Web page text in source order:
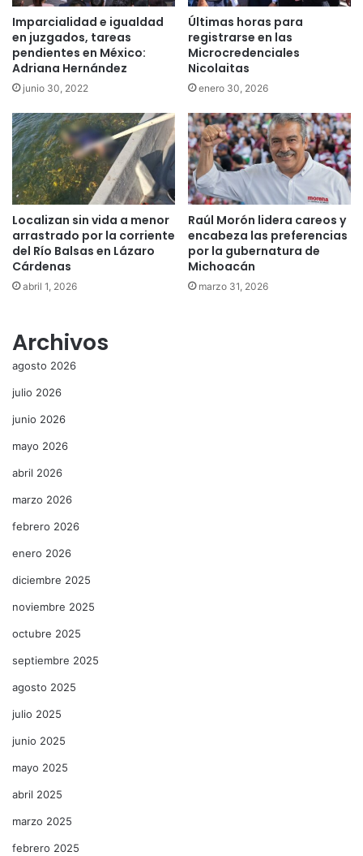
Imparcialidad e igualdad
en juzgados, tareas
pendientes en México:
Adriana Hernández
junio 30, 2022
Últimas horas para
registrarse en las
Microcredenciales
Nicolaitas
enero 30, 2026
Localizan sin vida a menor
arrastrado por la corriente
del Río Balsas en Lázaro
Cárdenas
abril 1, 2026
Raúl Morón lidera careos y
encabeza las preferencias
por la gubernatura de
Michoacán
marzo 31, 2026
Archivos
agosto 2026
julio 2026
junio 2026
mayo 2026
abril 2026
marzo 2026
febrero 2026
enero 2026
diciembre 2025
noviembre 2025
octubre 2025
septiembre 2025
agosto 2025
julio 2025
junio 2025
mayo 2025
abril 2025
marzo 2025
febrero 2025